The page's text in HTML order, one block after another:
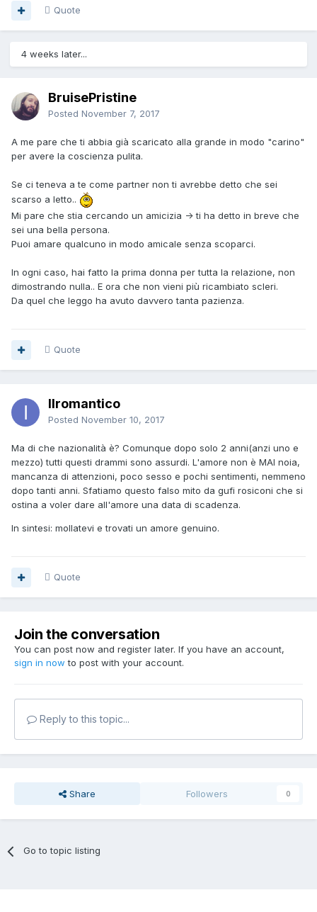
Quote
4 weeks later...
BruisePristine
Posted November 7, 2017
A me pare che ti abbia già scaricato alla grande in modo "carino"
per avere la coscienza pulita.
Se ci teneva a te come partner non ti avrebbe detto che sei
scarso a letto..
Mi pare che stia cercando un amicizia -> ti ha detto in breve che
sei una bella persona.
Puoi amare qualcuno in modo amicale senza scoparci.
In ogni caso, hai fatto la prima donna per tutta la relazione, non
dimostrando nulla.. E ora che non vieni più ricambiato scleri.
Da quel che leggo ha avuto davvero tanta pazienza.
Quote
Ilromantico
Posted November 10, 2017
Ma di che nazionalità è? Comunque dopo solo 2 anni(anzi uno e
mezzo) tutti questi drammi sono assurdi. L'amore non è MAI noia,
mancanza di attenzioni, poco sesso e pochi sentimenti, nemmeno
dopo tanti anni. Sfatiamo questo falso mito da gufi rosiconi che si
ostina a voler dare all'amore una data di scadenza.
In sintesi: mollatevi e trovati un amore genuino.
Quote
Join the conversation
You can post now and register later. If you have an account,
sign in now to post with your account.
Reply to this topic...
Share Followers 0
Go to topic listing